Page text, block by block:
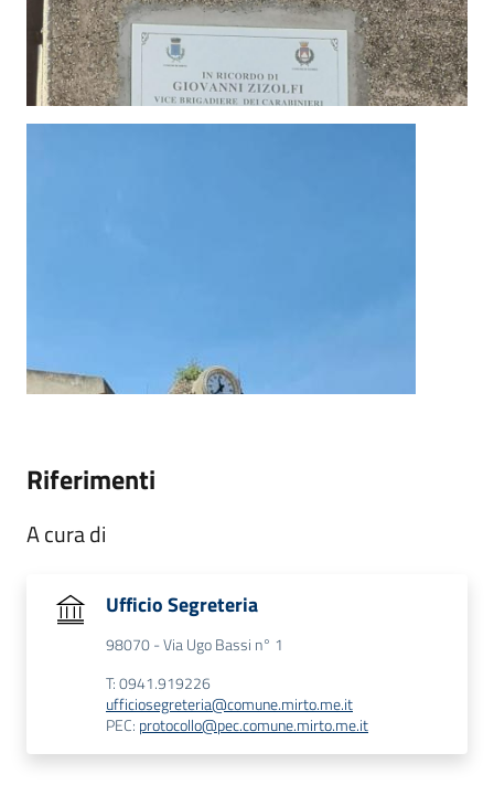
Riferimenti
A cura di
Ufficio Segreteria
98070 - Via Ugo Bassi n° 1
T: 0941.919226
ufficiosegreteria@comune.mirto.me.it
PEC: protocollo@pec.comune.mirto.me.it